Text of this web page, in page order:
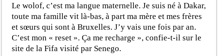
Le wolof, c’est ma langue maternelle. Je suis né à Dakar,
toute ma famille vit là-bas, à part ma mère et mes frères
et sœurs qui sont à Bruxelles. J’y vais une fois par an.
C’est mon « reset ». Ça me recharge », confie-t-il sur le
site de la Fifa visité par Senego.